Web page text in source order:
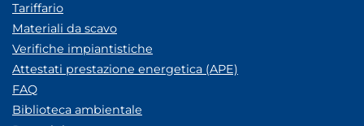
Tariffario
Materiali da scavo
Verifiche impiantistiche
Attestati prestazione energetica (APE)
FAQ
Biblioteca ambientale